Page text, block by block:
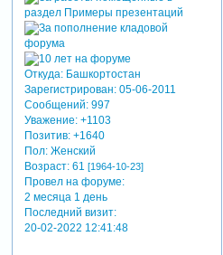
Откуда:Башкортостан
Зарегистрирован: 05-06-2011
Сообщений:997
Уважение: +1103
Позитив: +1640
Пол:Женский
Возраст:61 [1964-10-23]
Провел на форуме:
2 месяца 1 день
Последний визит:
20-02-2022 12:41:48